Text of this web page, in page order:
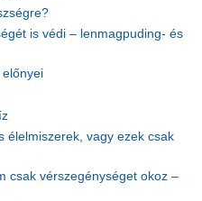
is védi – lenmagpuding- és
előnyei
élelmiszerek, vagy ezek csak
csak vérszegénységet okoz –